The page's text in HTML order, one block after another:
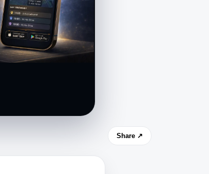
Share ↗